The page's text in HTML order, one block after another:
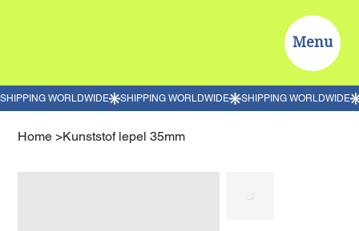
Menu
Home >Kunststof lepel 35mm